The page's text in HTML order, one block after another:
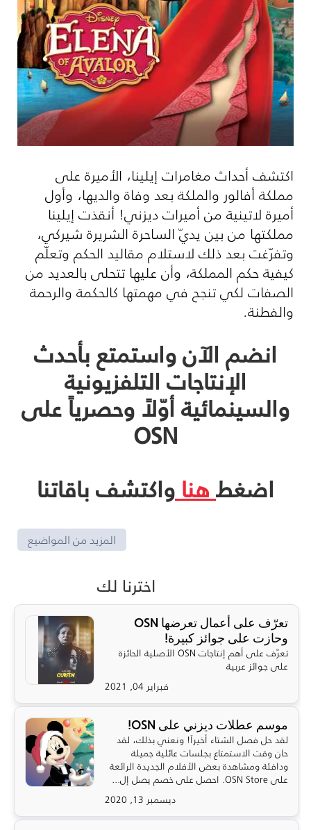
اكتشف أحداث مغامرات إيلينا، الأميرة على
مملكة أفالور والملكة بعد وفاة والديها، وأول
أميرة لاتينية من أميرات ديزني! أنقذت إيلينا
مملكتها من بين يديّ الساحرة الشريرة شيركي،
وتفرّغت بعد ذلك لاستلام مقاليد الحكم وتعلّم
كيفية حكم المملكة، وأن عليها تتحلى بالعديد من
الصفات لكي تنجح في مهمتها كالحكمة والرحمة
والفطنة.
انضم الآن واستمتع بأحدث
الإنتاجات التلفزيونية
والسينمائية أوّلاً وحصرياً على
OSN
اضغطهناواكتشف باقاتنا
المزيد من المواضيع
اخترنا لك
تعرّف على أعمال تعرضها OSN
وحازت على جوائز كبيرة!
تعرّف على أهم إنتاجات OSN الأصلية الحائزة
على جوائز عربية
فبراير 04, 2021
موسم عطلات ديزني على OSN!
لقد حل فصل الشتاء أخيراً! ونعني بذلك، لقد
حان وقت الاستمتاع بجلسات عائلية جميلة
ودافئة ومشاهدة بعض الأفلام الجديدة الرائعة
على OSN Store. احصل على خصم يصل إل...
ديسمبر 13, 2020